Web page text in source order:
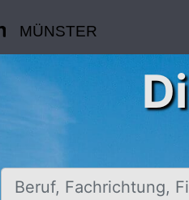
MÜNSTER
Beruf, Fachrichtung, Firma